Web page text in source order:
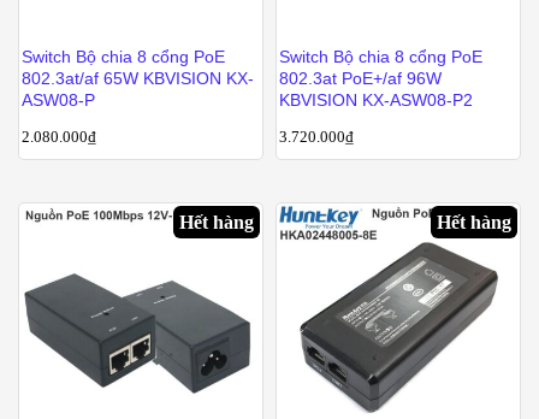
Switch Bộ chia 8 cổng PoE
802.3at/af 65W KBVISION KX-
ASW08-P
2.080.000₫
Switch Bộ chia 8 cổng PoE
802.3at PoE+/af 96W
KBVISION KX-ASW08-P2
3.720.000₫
Hết hàng Hết hàng